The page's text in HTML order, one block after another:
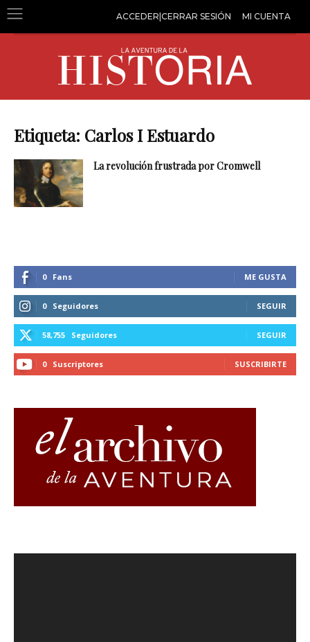
ACCEDER|CERRAR SESIÓN MI CUENTA
Etiqueta: Carlos I Estuardo
La revolución frustrada por Cromwell
0 Fans ME GUSTA
0 Seguidores SEGUIR
58,755 Seguidores SEGUIR
0 Suscriptores SUSCRIBIRTE